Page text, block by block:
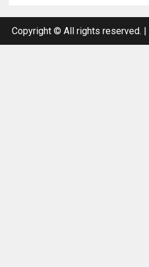
Copyright © All rights reserved. |